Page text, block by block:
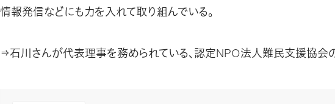
情報発信などにも力を入れて取り組んでいる。
⇒石川さんが代表理事を務められている、認定NPO法人難民支援協会